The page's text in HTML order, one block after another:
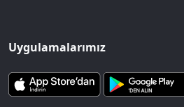
Uygulamalarımız